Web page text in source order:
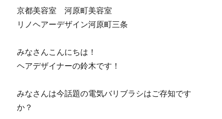
京都美容室 河原町美容室
リノヘアーデザイン河原町三条
みなさんこんにちは！
ヘアデザイナーの鈴木です！
みなさんは今話題の電気バリブラシはご存知です
か？